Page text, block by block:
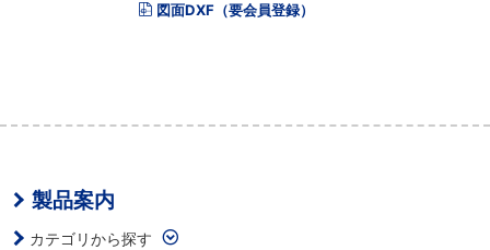
図面DXF（要会員登録）
製品案内
カテゴリから探す